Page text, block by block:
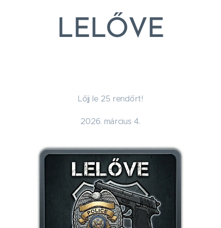
LELŐVE
Lőjj le 25 rendőrt!
2026. március 4.